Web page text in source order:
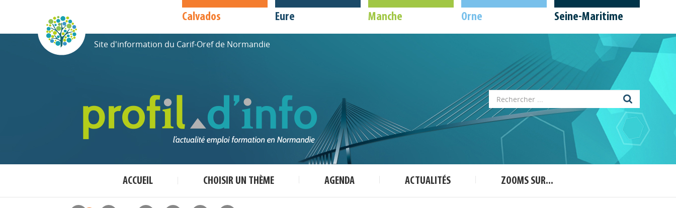
Calvados Eure Manche Orne Seine-Maritime
Site d'information du Carif-Oref de Normandie
ACCUEIL CHOISIR UN THÈME AGENDA ACTUALITÉS ZOOMS SUR...
Appels à projets
Déposer une actu !
Accéder à son compte - (Se
déconnecter)